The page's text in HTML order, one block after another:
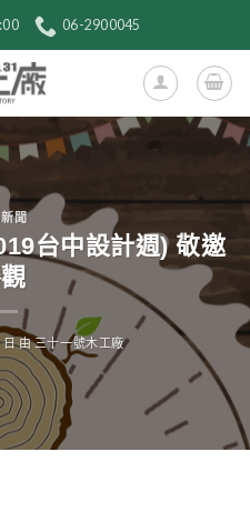
06-2900045
聞
台中設計週) 敬邀
日由三十一號木工廠